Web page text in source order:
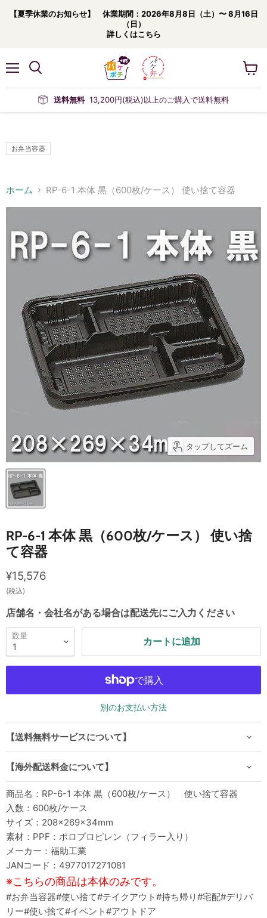
【夏季休業のお知らせ】 休業期間：2026年8月8日（土）〜 8月16日
（日）
詳しくはこちら
ニ
送料無料 13,200円(税込)以上のご購入で送料無料
ー
お弁当容器
ホーム RP-6-1 本体 黒（600枚/ケース） 使い捨て容器
タップしてズーム
RP-6-1 本体 黒（600枚/ケース） 使い捨
て容器
現在の価格
¥15,576
(税込)
店舗名・会社名がある場合は配送先にご入力ください
数量
カートに追加
別のお支払い方法
【送料無料サービスについて】
【海外配送料金について】
商品名：RP-6-1 本体 黒（600枚/ケース） 使い捨て容器
入数：600枚/ケース
サイズ：208×269×34mm
素材：PPF：ポロプロピレン（フィラー入り）
メーカー：福助工業
JANコード：4977017271081
※こちらの商品は本体のみです。
#お弁当容器#使い捨て#テイクアウト#持ち帰り#宅配#デリバ
リー#使い捨て#イベント#アウトドア